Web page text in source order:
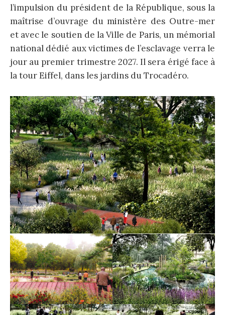
l’impulsion du président de la République, sous la
maîtrise d’ouvrage du ministère des Outre-mer
et avec le soutien de la Ville de Paris, un mémorial
national dédié aux victimes de l’esclavage verra le
jour au premier trimestre 2027. Il sera érigé face à
la tour Eiffel, dans les jardins du Trocadéro.